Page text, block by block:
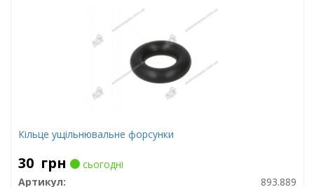
Кільце ущільнювальне форсунки
30 грн
сьогодні
Артикул:
893.889